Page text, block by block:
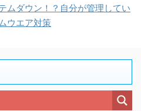
ムダウン！？自分が管理してい
ウエア対策